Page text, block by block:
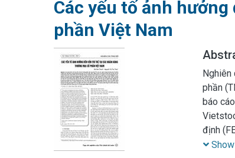
Các yếu tố ảnh
phần Việt Nam
Nghiên
phần
báo
định
cảnh,